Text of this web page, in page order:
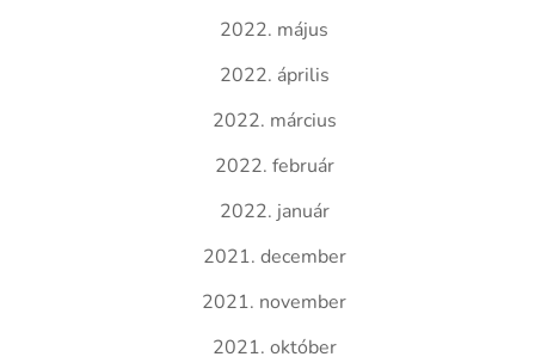
2022. május
2022. április
2022. március
2022. február
2022. január
2021. december
2021. november
2021. október